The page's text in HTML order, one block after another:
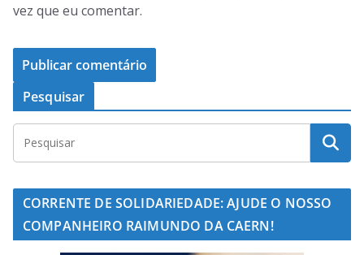
vez que eu comentar.
Pesquisar
CORRENTE DE SOLIDARIEDADE: AJUDE O NOSSO
COMPANHEIRO RAIMUNDO DA CAERN!